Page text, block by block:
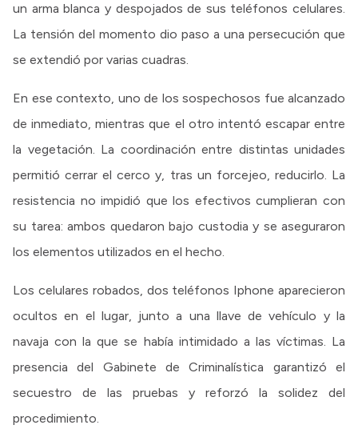
un arma blanca y despojados de sus teléfonos celulares.
La tensión del momento dio paso a una persecución que
se extendió por varias cuadras.
En ese contexto, uno de los sospechosos fue alcanzado
de inmediato, mientras que el otro intentó escapar entre
la vegetación. La coordinación entre distintas unidades
permitió cerrar el cerco y, tras un forcejeo, reducirlo. La
resistencia no impidió que los efectivos cumplieran con
su tarea: ambos quedaron bajo custodia y se aseguraron
los elementos utilizados en el hecho.
Los celulares robados, dos teléfonos Iphone aparecieron
ocultos en el lugar, junto a una llave de vehículo y la
navaja con la que se había intimidado a las víctimas. La
presencia del Gabinete de Criminalística garantizó el
secuestro de las pruebas y reforzó la solidez del
procedimiento.